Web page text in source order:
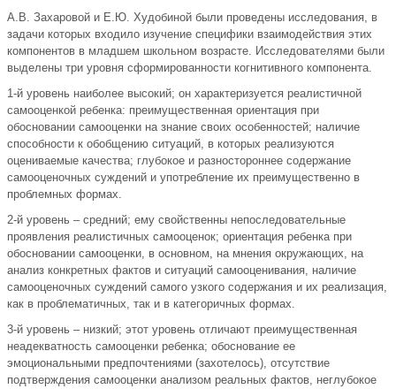
А.В. Захаровой и Е.Ю. Худобиной были проведены исследования, в
задачи которых входило изучение специфики взаимодействия этих
компонентов в младшем школьном возрасте. Исследователями были
выделены три уровня сформированности когнитивного компонента.
1-й уровень наиболее высокий; он характеризуется реалистичной
самооценкой ребенка: преимущественная ориентация при
обосновании самооценки на знание своих особенностей; наличие
способности к обобщению ситуаций, в которых реализуются
оцениваемые качества; глубокое и разностороннее содержание
самооценочных суждений и употребление их преимущественно в
проблемных формах.
2-й уровень – средний; ему свойственны непоследовательные
проявления реалистичных самооценок; ориентация ребенка при
обосновании самооценки, в основном, на мнения окружающих, на
анализ конкретных фактов и ситуаций самооценивания, наличие
самооценочных суждений самого узкого содержания и их реализация,
как в проблематичных, так и в категоричных формах.
3-й уровень – низкий; этот уровень отличают преимущественная
неадекватность самооценки ребенка; обоснование ее
эмоциональными предпочтениями (захотелось), отсутствие
подтверждения самооценки анализом реальных фактов, неглубокое